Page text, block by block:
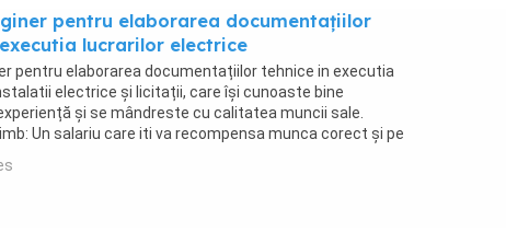
pentru elaborarea documentațiilor
lucrarilor electrice
pentru elaborarea documentațiilor tehnice in executia
electrice și licitații, care își cunoaste bine
și se mândreste cu calitatea muncii sale.
Un salariu care iti va recompensa munca corect și pe
mereu ...